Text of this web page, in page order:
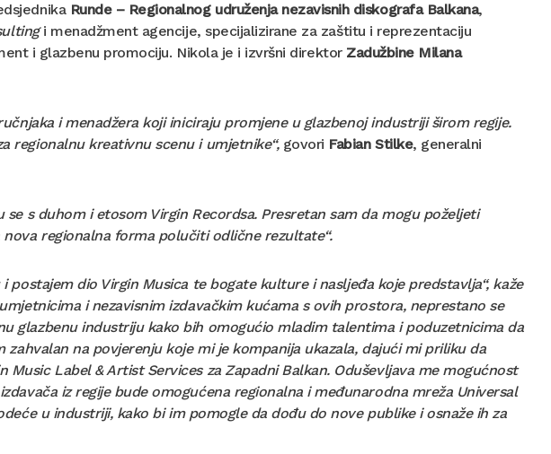
Runde – Regionalnog udruženja nezavisnih diskografa Balkana,
i menadžment agencije, specijalizirane za zaštitu i reprezentaciju
i glazbenu promociju. Nikola je i izvršni direktor Zadužbine Milana
i menadžera koji iniciraju promjene u glazbenoj industriji širom regije.
regionalnu kreativnu scenu i umjetnike“, govori Fabian Stilke, generalni
s duhom i etosom Virgin Recordsa. Presretan sam da mogu poželjeti
regionalna forma polučiti odlične rezultate“.
postajem dio Virgin Musica te bogate kulture i nasljeđa koje predstavlja“, kaže
i nezavisnim izdavačkim kućama s ovih prostora, neprestano se
glazbenu industriju kako bih omogućio mladim talentima i poduzetnicima da
na povjerenju koje mi je kompanija ukazala, dajući mi priliku da
Label & Artist Services za Zapadni Balkan. Oduševljava me mogućnost
iz regije bude omogućena regionalna i međunarodna mreža Universal
u industriji, kako bi im pomogle da dođu do nove publike i osnaže ih za